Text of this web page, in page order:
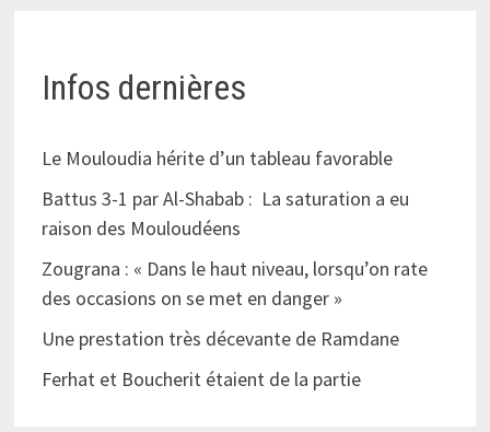
Infos dernières
Le Mouloudia hérite d’un tableau favorable
Battus 3-1 par Al-Shabab : La saturation a eu
raison des Mouloudéens
Zougrana : « Dans le haut niveau, lorsqu’on rate
des occasions on se met en danger »
Une prestation très décevante de Ramdane
Ferhat et Boucherit étaient de la partie